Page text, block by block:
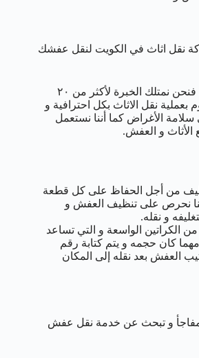
نقل اثاث في الكويت لنقل عفشك
اعتمد علينا في هذا الأمر، فنحن نمتلك الخبرة لأكثر من ٢٠
نقل الاثاث بكل احترافية و
الأغراض كما أننا نستعمل
الأثاث و العفش.
من أجل الحفاظ على كل قطعة
نحرص على تنظيف العفش و
و نقله.
الكراتين الواسعة و التي تساعد
كان حجمه و يتم كتابة رقم
العفش بعد نقله إلى المكان
و تبحث عن خدمة نقل عفش